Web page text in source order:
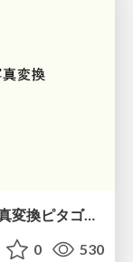
AWSで雰囲気でつくる! VRChatの写真変換ピタゴラスイッチ
0 530